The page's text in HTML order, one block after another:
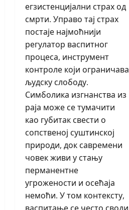
егзистенцијални страх од
смрти. Управо тај страх
постаје најмоћнији
регулатор васпитног
процеса, инструмент
контроле који ограничава
људску слободу.
Симболика изгнанства из
раја може се тумачити
као губитак свести о
сопственој суштинској
природи, док савремени
човек живи у стању
перманентне
угрожености и осећаја
немоћи. У том контексту,
васпитање се често своди